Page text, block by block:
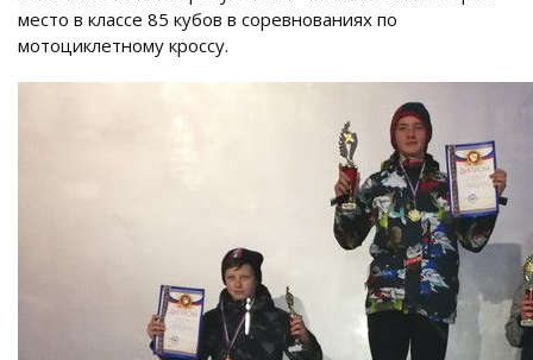
место в классе 85 кубов в соревнованиях по
мотоциклетному кроссу.